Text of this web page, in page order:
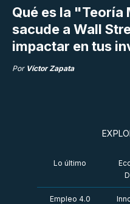
Qué es la "Teoría
sacude a Wall
impactar en tus
Por Víctor Zapata
Lo último
Empleo 4.0